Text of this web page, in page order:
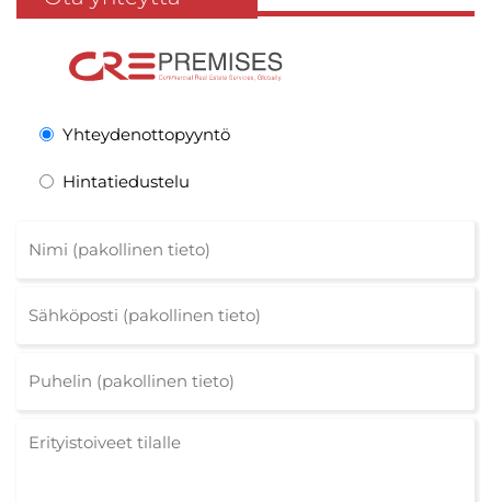
Yhteydenottopyyntö
Hintatiedustelu